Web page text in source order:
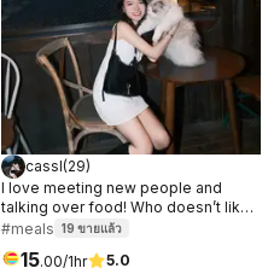
cassl(29)
I love meeting new people and
talking over food! Who doesn’t like
a good connection over great food
#meals 19 ขายแล้ว
15.00/1hr
5.0